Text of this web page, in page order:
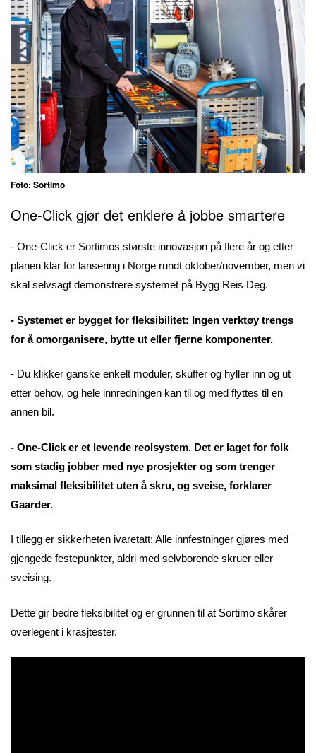
Foto: Sortimo
One-Click gjør det enklere å jobbe smartere
- One-Click er Sortimos største innovasjon på flere år og etter
planen klar for lansering i Norge rundt oktober/november, men vi
skal selvsagt demonstrere systemet på Bygg Reis Deg.
- Systemet er bygget for fleksibilitet: Ingen verktøy trengs
for å omorganisere, bytte ut eller fjerne komponenter.
- Du klikker ganske enkelt moduler, skuffer og hyller inn og ut
etter behov, og hele innredningen kan til og med flyttes til en
annen bil.
- One-Click er et levende reolsystem. Det er laget for folk
som stadig jobber med nye prosjekter og som trenger
maksimal fleksibilitet uten å skru, og sveise, forklarer
Gaarder.
I tillegg er sikkerheten ivaretatt: Alle innfestninger gjøres med
gjengede festepunkter, aldri med selvborende skruer eller
sveising.
Dette gir bedre fleksibilitet og er grunnen til at Sortimo skårer
overlegent i krasjtester.